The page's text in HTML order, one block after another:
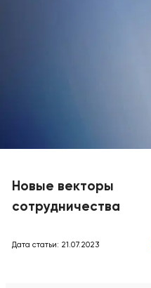
Дата статьи: 21.07.2023
Новые векторы
сотрудничества